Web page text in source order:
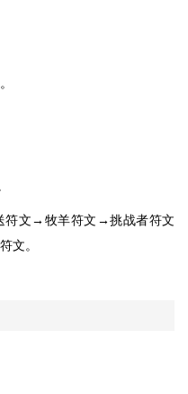
符文→牧羊符文→挑战者符文
文。